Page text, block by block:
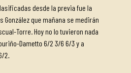
desde la previa fue la
González que mañana se medirán
Torre. Hoy no lo tuvieron nada
Dametto 6/2 3/6 6/3 y a
2.